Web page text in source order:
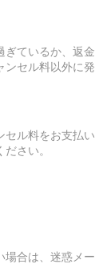
ぎているか、返
セル料以外に
セル料をお支払
さい。
合は、迷惑メ